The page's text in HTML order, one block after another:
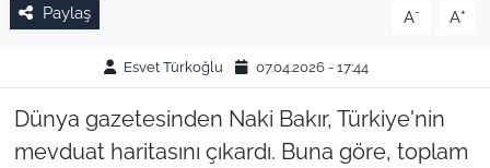
Paylaş A- A+
Esvet Türkoğlu 07.04.2026 - 17:44
Dünya gazetesinden Naki Bakır, Türkiye'nin
mevduat haritasını çıkardı. Buna göre, toplam